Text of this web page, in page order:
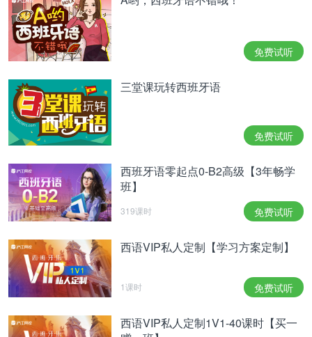
免费试听
三堂课玩转西班牙语
免费试听
西班牙语零起点0-B2高级【3年畅学
班】
319课时 免费试听
西语VIP私人定制【学习方案定制】
1课时 免费试听
西语VIP私人定制1V1-40课时【买一